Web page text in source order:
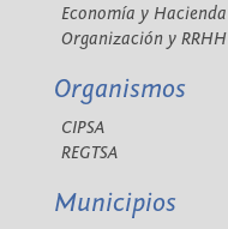
Economía y Hacienda
Organización y RRHH
Organismos
CIPSA
REGTSA
Municipios